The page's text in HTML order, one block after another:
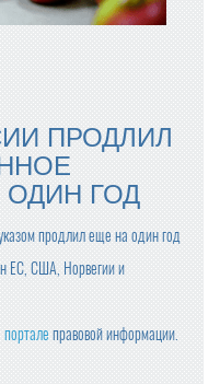
ПРОДЛИЛ
ГОД
продлил еще на один год
ЕС, США, Норвегии и
портале правовой информации.